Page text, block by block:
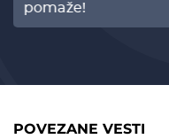
pomaže!
POVEZANE VESTI